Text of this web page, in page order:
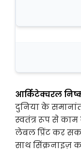
आर्किटेक्चरल
दुनिया के
स्वतंत्र रूप से काम
लेबल प्रिंट कर
साथ सिंक्रनाइज़